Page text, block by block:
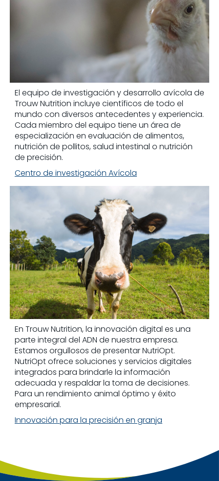
El equipo de investigación y desarrollo avícola de
Trouw Nutrition incluye científicos de todo el
mundo con diversos antecedentes y experiencia.
Cada miembro del equipo tiene un área de
especialización en evaluación de alimentos,
nutrición de pollitos, salud intestinal o nutrición
de precisión.
Centro de investigación Avícola
En Trouw Nutrition, la innovación digital es una
parte integral del ADN de nuestra empresa.
Estamos orgullosos de presentar NutriOpt.
NutriOpt ofrece soluciones y servicios digitales
integrados para brindarle la información
adecuada y respaldar la toma de decisiones.
Para un rendimiento animal óptimo y éxito
empresarial.
Innovación para la precisión en granja